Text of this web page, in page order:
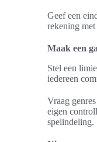
Geef een
rekening
Maak een
Stel een
iedereen
Vraag
eigen
spelindeling.